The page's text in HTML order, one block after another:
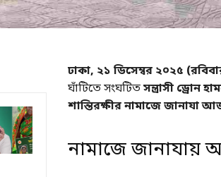
ঢাকা, ২১ ডিসেম্বর ২০২৫
ঘাঁটিতে সংঘটিতসন্ত্রাসী ড্রোন
শান্তিরক্ষীর নামাজে জানাযা
নামাজে জানাযায়